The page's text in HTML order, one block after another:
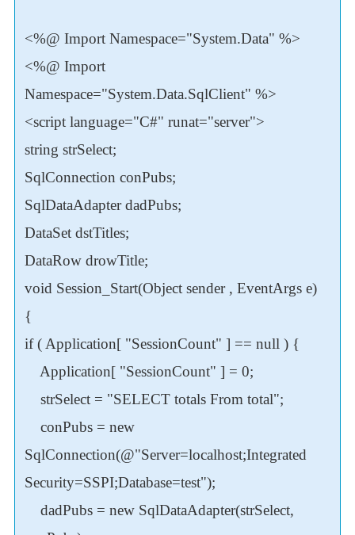
<%@ Import Namespace="System.Data" %>
<%@ Import
Namespace="System.Data.SqlClient" %>
<script language="C#" runat="server">
string strSelect;
SqlConnection conPubs;
SqlDataAdapter dadPubs;
DataSet dstTitles;
DataRow drowTitle;
void Session_Start(Object sender , EventArgs e)
{
if ( Application[ "SessionCount" ] == null ) {
Application[ "SessionCount" ] = 0;
strSelect = "SELECT totals From total";
conPubs = new
SqlConnection(@"Server=localhost;Integrated
Security=SSPI;Database=test");
dadPubs = new SqlDataAdapter(strSelect,